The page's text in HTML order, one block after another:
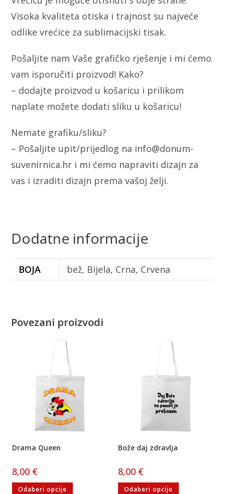
Visoka kvaliteta otiska i trajnost su najveće
odlike vrećice za sublimacijski tisak.
Pošaljite nam Vaše grafičko rješenje i mi ćemo
vam isporučiti proizvod! Kako?
– dodajte proizvod u košaricu i prilikom
naplate možete dodati sliku u košaricu!
Nemate grafiku/sliku?
– Pošaljite upit/prijedlog na info@donum-
suvenirnica.hr i mi ćemo napraviti dizajn za
vas i izraditi dizajn prema vašoj želji.
Dodatne informacije
BOJA bež, Bijela, Crna, Crvena
Povezani proizvodi
Drama Queen
8,00 €
Odaberi opcije
Bože daj zdravlja
8,00 €
Odaberi opcije